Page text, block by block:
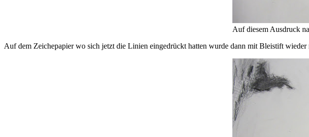
Auf diesem Ausdruck
Auf dem Zeichepapier wo sich jetzt die Linien eingedrückt hatten wurde dann mit Bleistift wieder